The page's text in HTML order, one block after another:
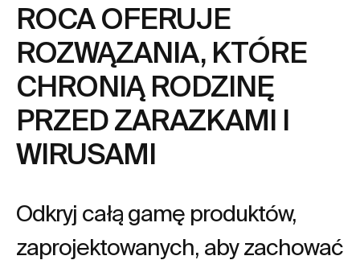
ROCA OFERUJE
ROZWĄZANIA, KTÓRE
CHRONIĄ RODZINĘ
PRZED ZARAZKAMI I
WIRUSAMI
Odkryj całą gamę produktów,
zaprojektowanych, aby zachować